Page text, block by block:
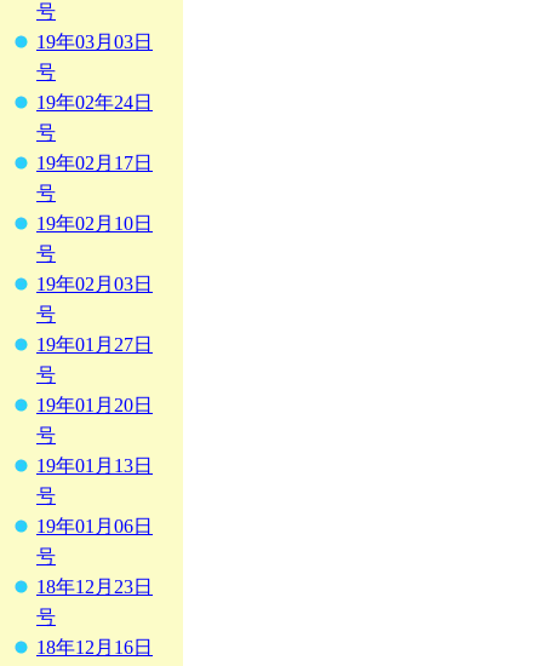
号
19年03月03日
号
19年02年24日
号
19年02月17日
号
19年02月10日
号
19年02月03日
号
19年01月27日
号
19年01月20日
号
19年01月13日
号
19年01月06日
号
18年12月23日
号
18年12月16日